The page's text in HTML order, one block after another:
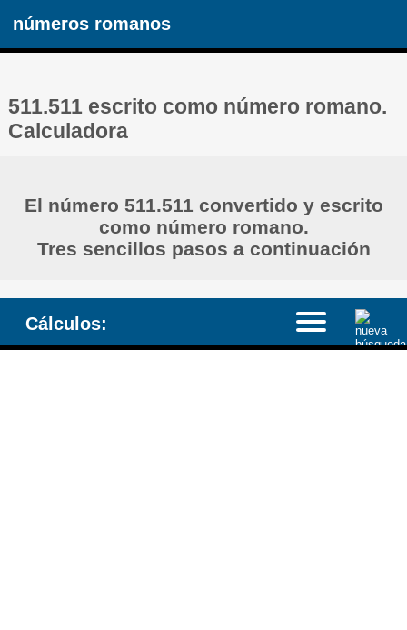
números romanos
511.511 escrito como número romano.
Calculadora
El número 511.511 convertido y escrito
como número romano.
Tres sencillos pasos a continuación
Cálculos: